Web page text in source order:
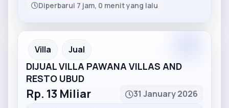
Diperbarui 7 jam, 0 menit yang lalu
Partner Ad
Villa Jual
DIJUAL VILLA PAWANA VILLAS AND
RESTO UBUD
Rp. 13 Miliar
31 January 2026